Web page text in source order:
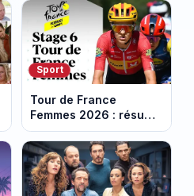
Sport
Tour de France
Femmes 2026 : résumé
vidéo de la 6e étape
entre Montbrison et
Tournon-sur-Rhône